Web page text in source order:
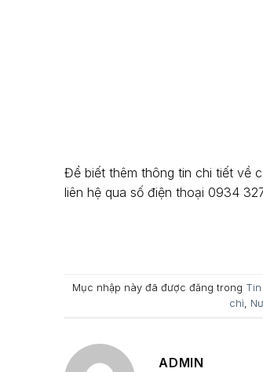
Để biết thêm thông tin chi tiết về
liên hệ qua số điện thoại 0934
Mục nhập này đã được đăng trong
chì
ADMIN